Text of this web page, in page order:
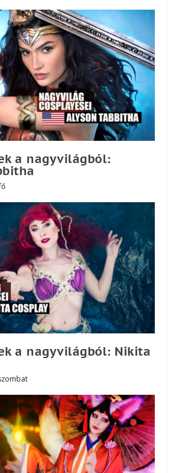
a nagyvilágból:
a nagyvilágból: Nikita